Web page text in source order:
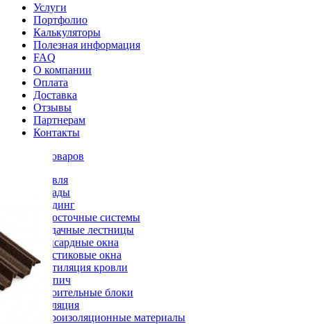
Услуги
Портфолио
Калькуляторы
Полезная информация
FAQ
О компании
Оплата
Доставка
Отзывы
Партнерам
Контакты
Каталог товаров
Кровля
Фасады
Сайдинг
Водосточные системы
Чердачные лестницы
Мансардные окна
Пластиковые окна
Вентиляция кровли
Кирпич
Строительные блоки
Изоляция
Гидроизоляционные материалы